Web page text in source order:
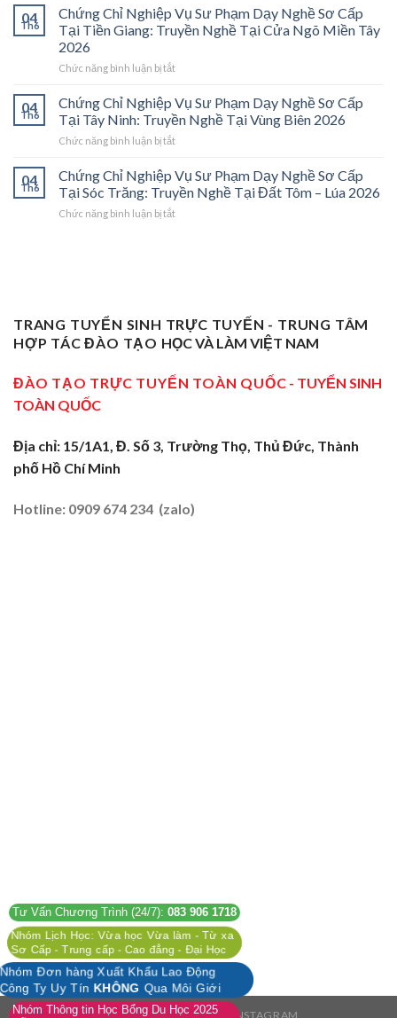
Cấp
Tại
Vĩnh
2026:
Cánh
Cửa
Nghề
“Thầy
Nghề”
Ở
Trung
Tâm
Chỉ
Nghiệp
Vụ
Phạm
Cấp
Tại
Trà
Vinh
Bệ
Phóng
Cho
Thợ
Nghề
04
Th6
Chứng Chỉ Nghiệp Vụ Sư Phạm Dạy Nghề Sơ Cấp
Tại Tiền Giang: Truyền Nghề Tại Cửa Ngõ Miền Tây
2026
Chức năng bình luận bị tắtở
Chỉ
Nghiệp
Vụ
Sư
Dạy
Nghề
Sơ
Cấp
Cửa
Ngõ
Miền
2026
04
Th6
Chứng Chỉ Nghiệp Vụ Sư Phạm Dạy Nghề Sơ Cấp
Tại Tây Ninh: Truyền Nghề Tại Vùng Biên 2026
Chức năng bình luận bị tắtở
Chỉ
Nghiệp
Vụ
Sư
Tây
Ninh:
Truyền
Tại
04
Th6
Chứng Chỉ Nghiệp Vụ Sư Phạm Dạy Nghề Sơ Cấp
Tại Sóc Trăng: Truyền Nghề Tại Đất Tôm – Lúa 2026
Chức năng bình luận bị tắtở
Dạy
Nghề
Sơ
Tại
Nghề
Tại
Lúa
TRANG TUYỂN SINH TRỰC TUYẾN - TRUNG TÂM
HỢP TÁC ĐÀO TẠO HỌC VÀ LÀM VIỆT NAM
ĐÀO TẠO TRỰC TUYẾN TOÀN QUỐC - TUYỂN SINH
TOÀN QUỐC
Địa chỉ: 15/1A1, Đ. Số 3, Trường Thọ, Thủ Đức, Thành
phố Hồ Chí Minh
Hotline: 0909 674 234 (zalo)
FACEBOOK TWITTER INSTAGRAM
Tư Vấn Chương Trình (24/7): 083 906 1718
Nhóm Lịch Học: Vừa học Vừa làm - Từ xa
Sơ Cấp - Trung cấp - Cao đẳng - Đại Học
Đơn hàng Xuất Khẩu Lao Động
Ty Uy Tín KHÔNG Qua Môi Giới
Nhóm Thông tin Học Bổng Du Học 2025